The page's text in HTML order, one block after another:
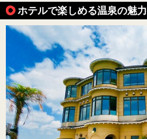
ホテルで楽しめる温泉の魅力